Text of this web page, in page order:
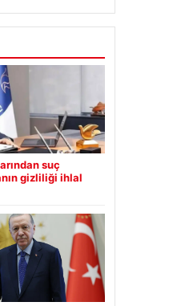
suç
gizliliği ihlal